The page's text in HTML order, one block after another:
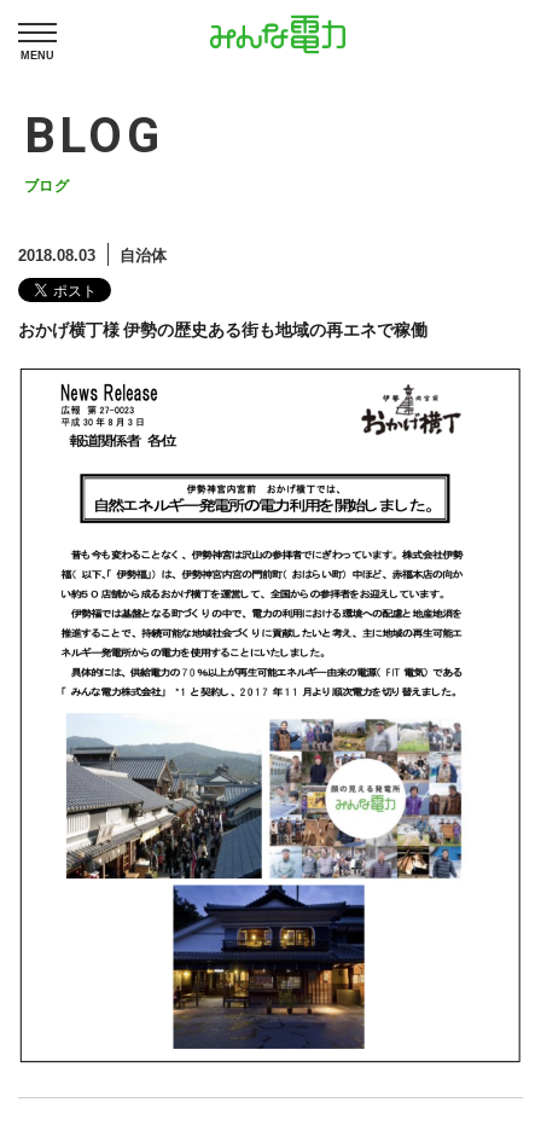
MENU
BLOG
ブログ
2018.08.03 自治体
おかげ横丁様 伊勢の歴史ある街も地域の再エネで稼働